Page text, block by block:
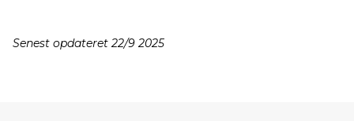
Senest opdateret 22/9 2025